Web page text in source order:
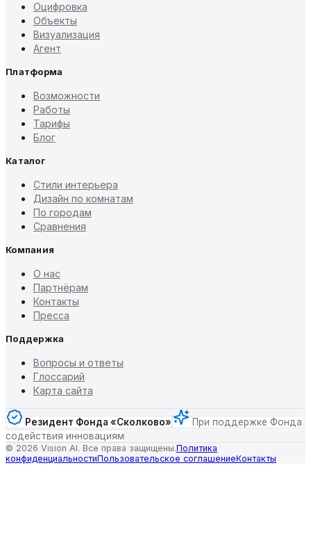
Оцифровка
Объекты
Визуализация
Агент
Платформа
Возможности
Работы
Тарифы
Блог
Каталог
Стили интерьера
Дизайн по комнатам
По городам
Сравнения
Компания
О нас
Партнёрам
Контакты
Пресса
Поддержка
Вопросы и ответы
Глоссарий
Карта сайта
Резидент Фонда «Сколково»
При поддержке Фонда
содействия инновациям
© 2026 Vision AI. Все права защищены.Политика
конфиденциальностиПользовательское соглашениеКонтакты